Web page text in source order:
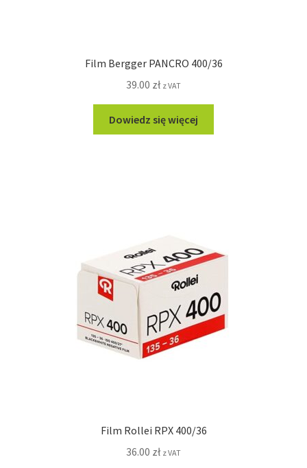
Film Bergger PANCRO 400/36
39.00 zł z VAT
Dowiedz się więcej
Film Rollei RPX 400/36
36.00 zł z VAT